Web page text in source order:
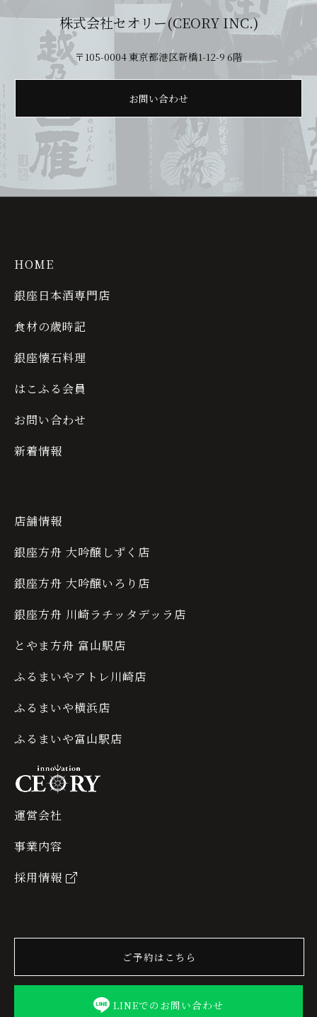
株式会社セオリー(CEORY INC.)
〒105-0004 東京都港区新橋1-12-9 6階
お問い合わせ
HOME
銀座日本酒専門店
食材の歳時記
銀座懐石料理
はこふる会員
お問い合わせ
新着情報
店舗情報
銀座方舟 大吟醸しずく店
銀座方舟 大吟醸いろり店
銀座方舟 川崎ラチッタデッラ店
とやま方舟 富山駅店
ふるまいやアトレ川崎店
ふるまいや横浜店
ふるまいや富山駅店
運営会社
事業内容
採用情報
ご予約はこちら
LINEでのお問い合わせ